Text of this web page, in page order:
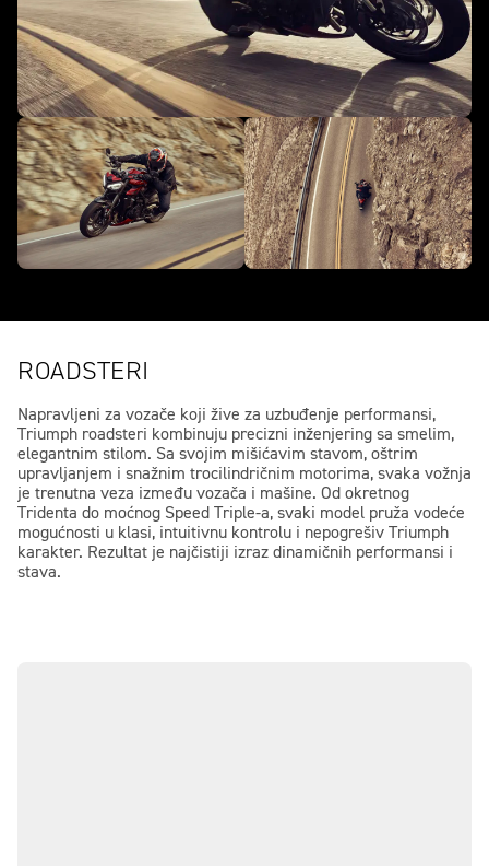
ROADSTERI
Napravljeni za vozače koji žive za uzbuđenje performansi,
Triumph roadsteri kombinuju precizni inženjering sa smelim,
elegantnim stilom. Sa svojim mišićavim stavom, oštrim
upravljanjem i snažnim trocilindričnim motorima, svaka vožnja
je trenutna veza između vozača i mašine. Od okretnog
Tridenta do moćnog Speed Triple-a, svaki model pruža vodeće
mogućnosti u klasi, intuitivnu kontrolu i nepogrešiv Triumph
karakter. Rezultat je najčistiji izraz dinamičnih performansi i
stava.